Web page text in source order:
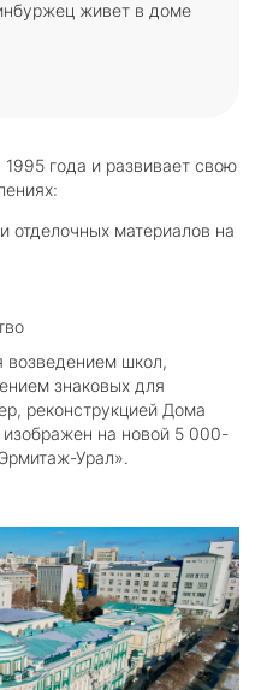
живет в доме
года и развивает свою
отделочных материалов на
возведением школ,
знаковых для
реконструкцией Дома
изображен на новой 5 000-
Урал».